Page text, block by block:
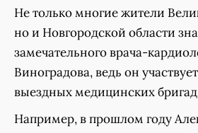
Не только многие жители
но и Новгородской области
замечательного врача-
Виноградова, ведь он
выездных медицинских
Например, в прошлом году